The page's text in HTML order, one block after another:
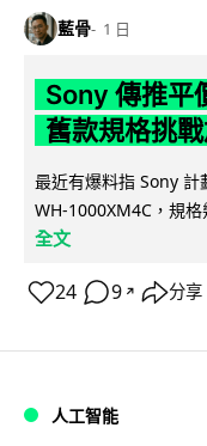
藍骨 1 日
Sony 傳推
舊款規格挑
最近有爆料指 Sony
WH-1000XM4C，規
全文
24 9 ↗ 分享
人工智能